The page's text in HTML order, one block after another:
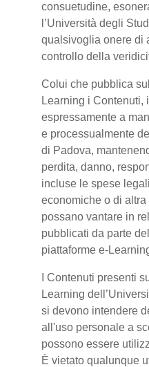
consuetudine,
l’Università degli
qualsivoglia onere di
controllo della
Colui che pubblica
Learning i Contenuti,
espressamente a
e processualmente
di Padova,
perdita, danno,
incluse le spese
economiche o di
possano vantare in
pubblicati da parte
piattaforme e-
I Contenuti presenti
Learning
si devono intendere
all'uso personale a
possono essere
È vietato qualunque